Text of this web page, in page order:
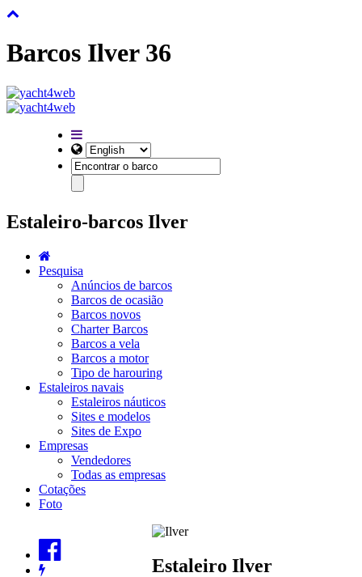
Barcos Ilver 36
Estaleiro-barcos Ilver
Pesquisa
Anúncios de barcos
Barcos de ocasião
Barcos novos
Charter Barcos
Barcos a vela
Barcos a motor
Tipo de harouring
Estaleiros navais
Estaleiros náuticos
Sites e modelos
Sites de Expo
Empresas
Vendedores
Todas as empresas
Cotações
Foto
Estaleiro Ilver